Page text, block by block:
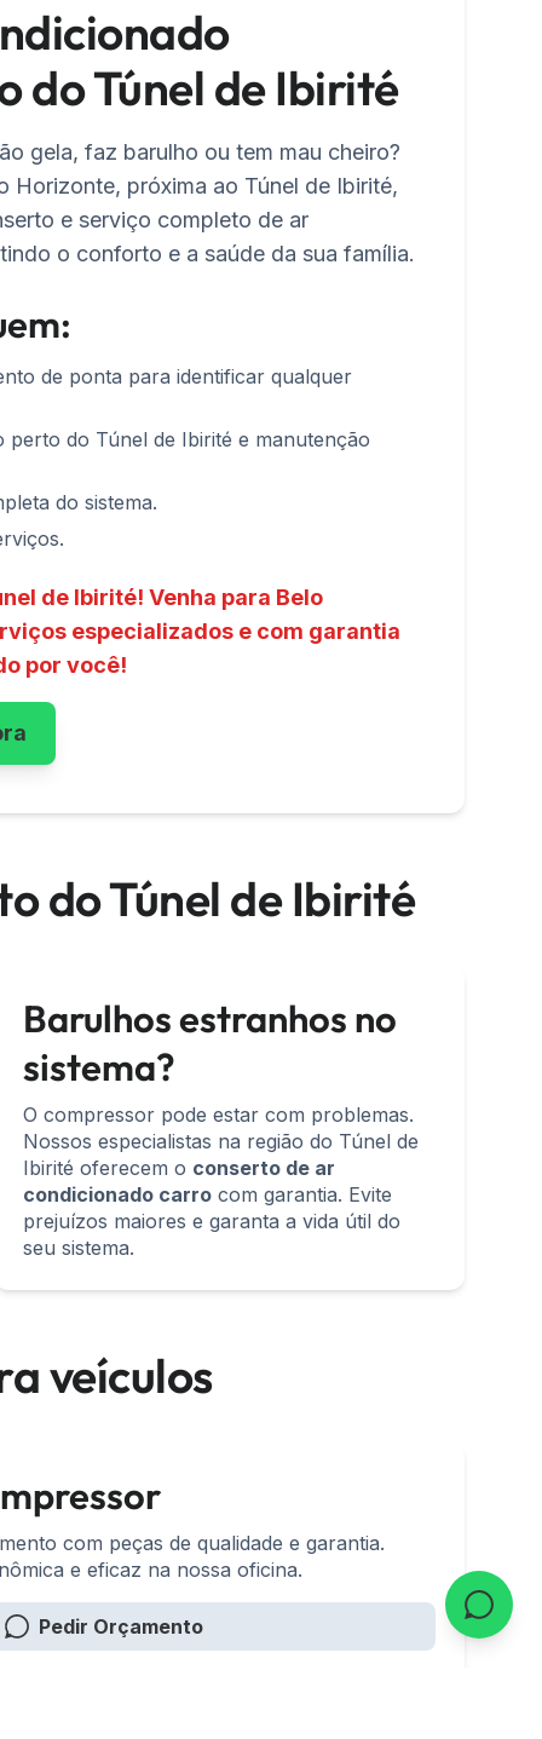
do Túnel de Ibirité
gela, faz barulho ou tem mau cheiro?
Horizonte, próxima ao Túnel de Ibirité,
e serviço completo de ar
o conforto e a saúde da sua família.
de ponta para identificar qualquer
do Túnel de Ibirité e manutenção
do sistema.
de Ibirité! Venha para Belo
especializados e com garantia
por você!
do Túnel de Ibirité
Barulhos estranhos no
sistema?
O compressor pode estar com problemas.
Nossos especialistas na região do Túnel de
Ibirité oferecem o conserto de ar
condicionado carrocom garantia. Evite
prejuízos maiores e garanta a vida útil do
seu sistema.
veículos
com peças de qualidade e garantia.
e eficaz na nossa oficina.
Pedir Orçamento